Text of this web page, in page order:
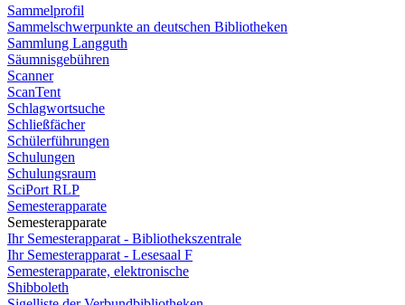
Sammelprofil
Sammelschwerpunkte an deutschen Bibliotheken
Sammlung Langguth
Säumnisgebühren
Scanner
ScanTent
Schlagwortsuche
Schließfächer
Schülerführungen
Schulungen
Schulungsraum
SciPort RLP
Semesterapparate
Semesterapparate
Ihr Semesterapparat - Bibliothekszentrale
Ihr Semesterapparat - Lesesaal F
Semesterapparate, elektronische
Shibboleth